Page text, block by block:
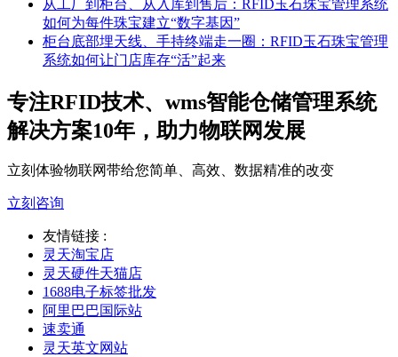
从工厂到柜台、从入库到售后：RFID玉石珠宝管理系统
如何为每件珠宝建立“数字基因”
柜台底部埋天线、手持终端走一圈：RFID玉石珠宝管理
系统如何让门店库存“活”起来
专注RFID技术、wms智能仓储管理系统
解决方案10年，助力物联网发展
立刻体验物联网带给您简单、高效、数据精准的改变
立刻咨询
友情链接 :
灵天淘宝店
灵天硬件天猫店
1688电子标签批发
阿里巴巴国际站
速卖通
灵天英文网站